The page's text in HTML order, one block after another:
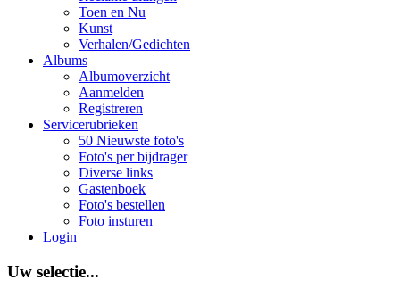
Toen en Nu
Kunst
Verhalen/Gedichten
Albums
Albumoverzicht
Aanmelden
Registreren
Servicerubrieken
50 Nieuwste foto's
Foto's per bijdrager
Diverse links
Gastenboek
Foto's bestellen
Foto insturen
Login
Uw selectie...